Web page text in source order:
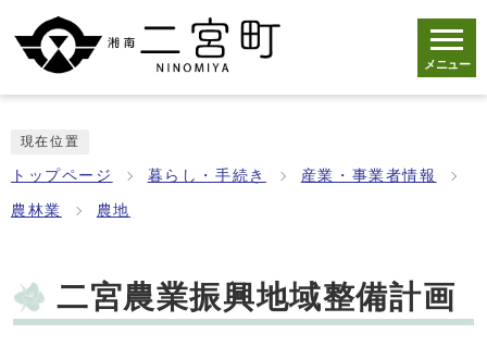
メニュー
現在位置
トップページ 暮らし・手続き 産業・事業者情報
農林業 農地
二宮農業振興地域整備計画